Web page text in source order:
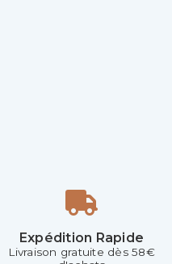
Expédition Rapide
Livraison gratuite dès 58€